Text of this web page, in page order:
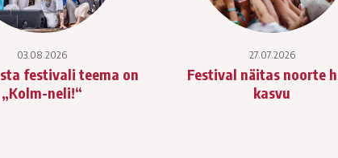
03.08.2026
festivali teema on
„Kolm-neli!“
27.07.2026
Festival näitas noorte
kasvu